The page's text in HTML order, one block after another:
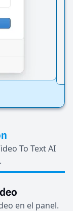
To Text AI
en el panel.